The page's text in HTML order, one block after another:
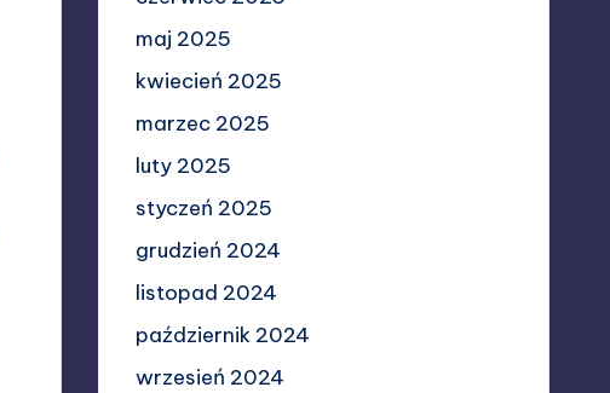
maj 2025
kwiecień 2025
marzec 2025
luty 2025
styczeń 2025
grudzień 2024
listopad 2024
październik 2024
wrzesień 2024